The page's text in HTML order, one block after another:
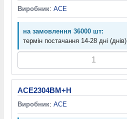
Виробник: ACE
на замовлення 36000 шт:
термін постачання 14-28 дні (днів)
ACE2304BM+H
Виробник: ACE